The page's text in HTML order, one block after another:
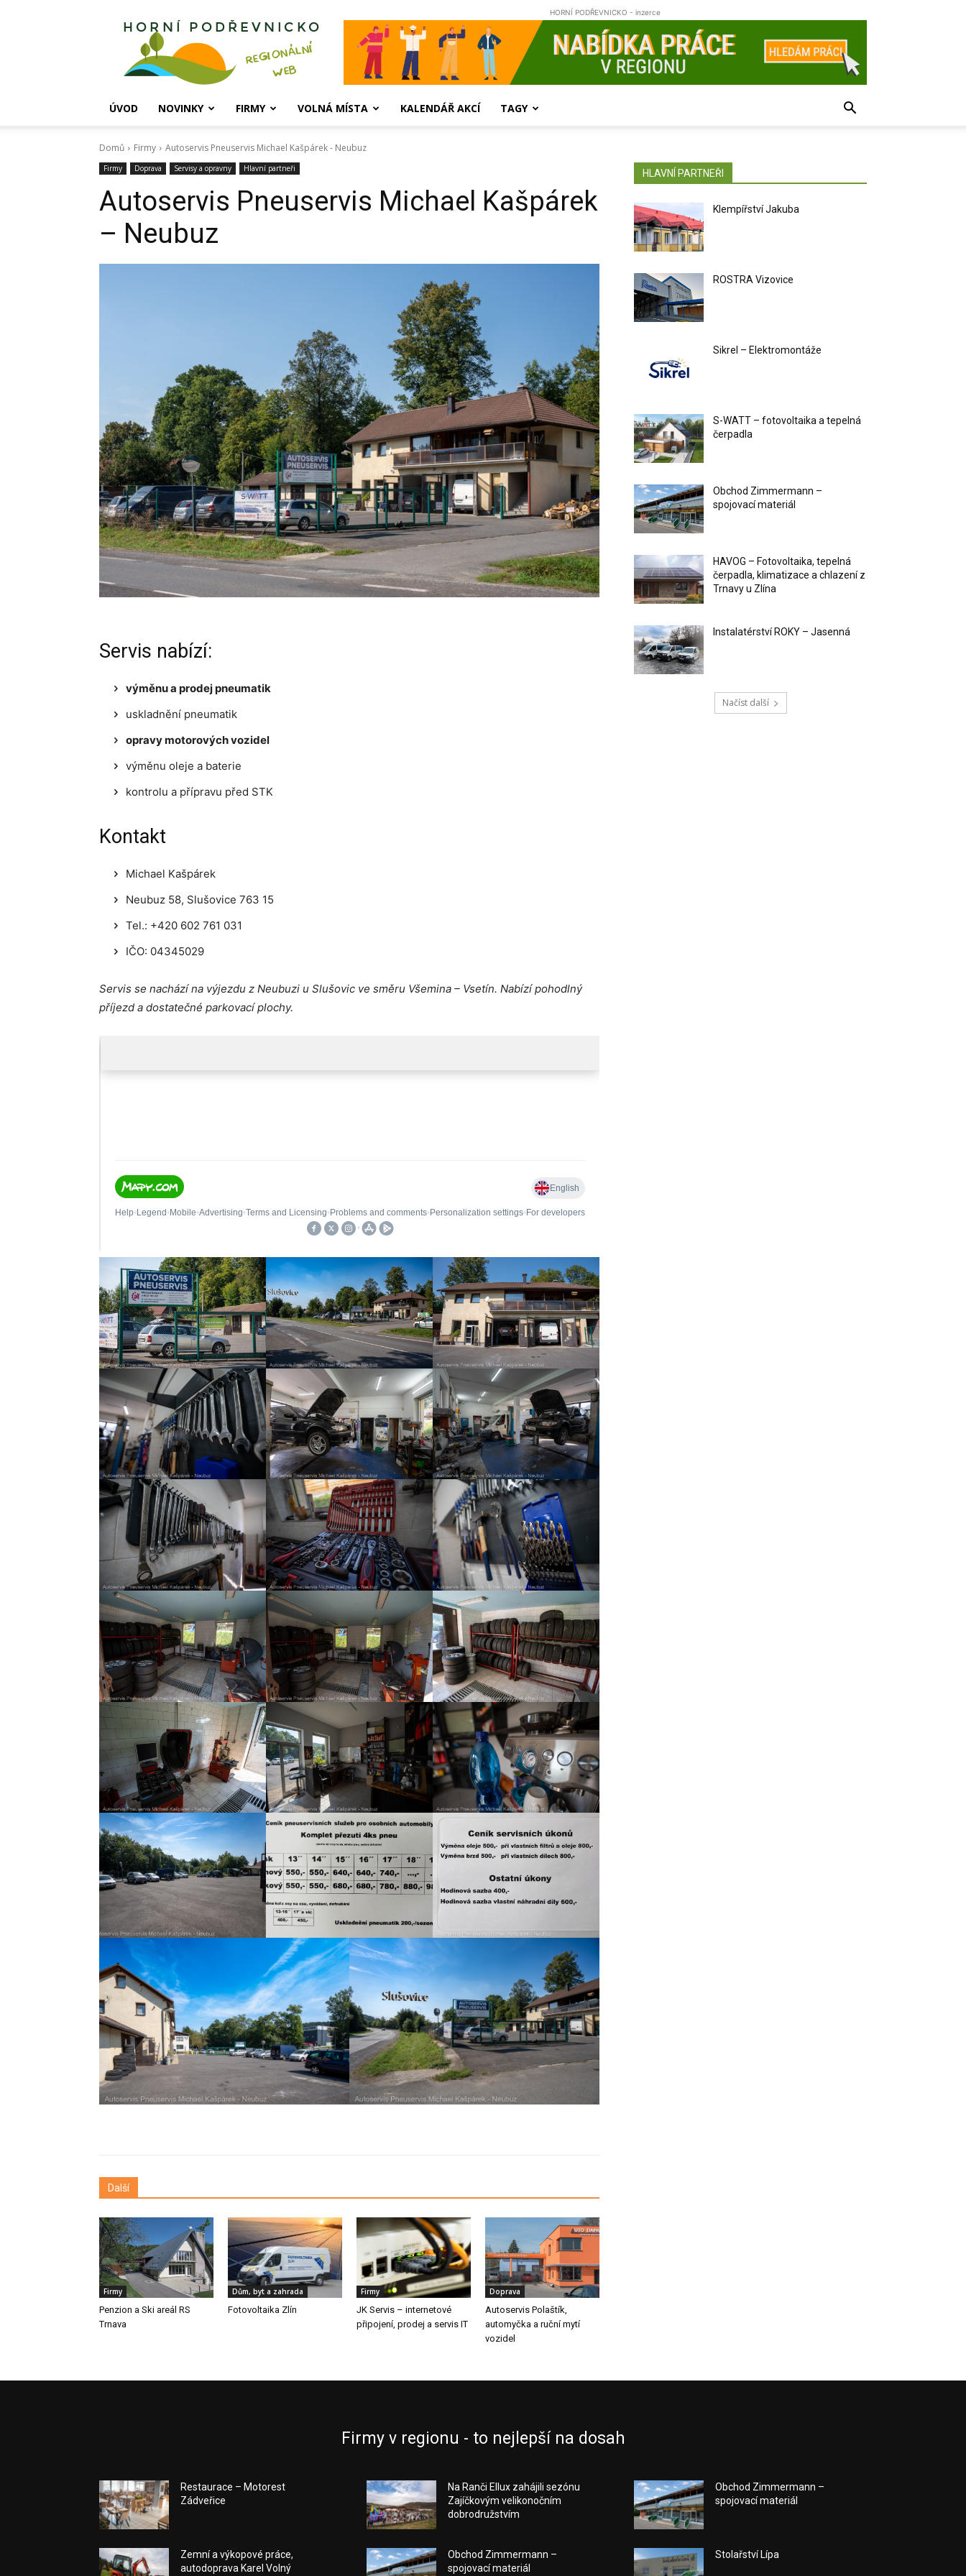
Horní
HORNÍ PODŘEVNICKO - inzerce
ÚVOD NOVINKY FIRMY VOLNÁ MÍSTA KALENDÁŘ AKCÍ TAGY
Domů Firmy Autoservis Pneuservis Michael Kašpárek - Neubuz
Firmy Doprava Servisy a opravny Hlavní partneři
Autoservis Pneuservis Michael Kašpárek
– Neubuz
Servis nabízí:
výměnu a prodej pneumatik
uskladnění pneumatik
opravy motorových vozidel
výměnu oleje a baterie
kontrolu a přípravu před STK
Kontakt
Michael Kašpárek
Neubuz 58, Slušovice 763 15
Tel.: +420 602 761 031
IČO: 04345029
Servis se nachází na výjezdu z Neubuzi u Slušovic ve směru Všemina – Vsetín. Nabízí pohodlný
příjezd a dostatečné parkovací plochy.
Další
Firmy
Penzion a Ski areál RS
Trnava
Dům, byt a zahrada
Fotovoltaika Zlín
Firmy
JK Servis – internetové
připojení, prodej a servis IT
Doprava
Autoservis Polaštík,
automyčka a ruční mytí
vozidel
HLAVNÍ PARTNEŘI
Klempířství Jakuba
ROSTRA Vizovice
Sikrel – Elektromontáže
S-WATT – fotovoltaika a tepelná
čerpadla
Obchod Zimmermann –
spojovací materiál
HAVOG – Fotovoltaika, tepelná
čerpadla, klimatizace a chlazení z
Trnavy u Zlína
Instalatérství ROKY – Jasenná
Načíst další
Firmy v regionu - to nejlepší na dosah
Restaurace – Motorest
Zádveřice
Zemní a výkopové práce,
autodoprava Karel Volný
Na Ranči Ellux zahájili sezónu
Zajíčkovým velikonočním
dobrodružstvím
Obchod Zimmermann –
spojovací materiál
Obchod Zimmermann –
spojovací materiál
Stolařství Lípa